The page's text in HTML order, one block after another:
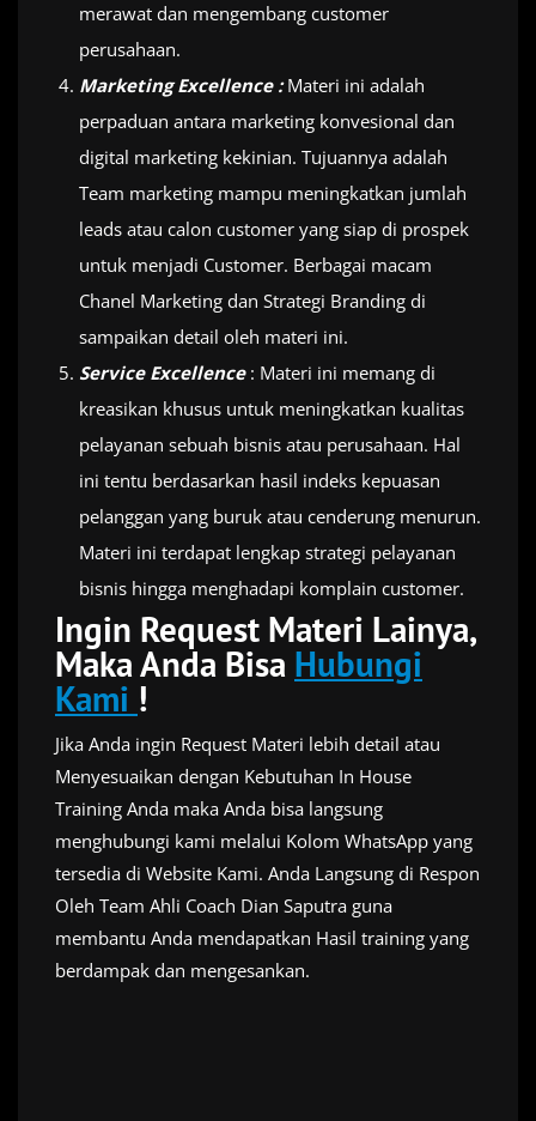
merawat dan mengembang customer
perusahaan.
Marketing Excellence :Materi ini adalah
perpaduan antara marketing konvesional dan
digital marketing kekinian. Tujuannya adalah
Team marketing mampu meningkatkan jumlah
leads atau calon customer yang siap di prospek
untuk menjadi Customer. Berbagai macam
Chanel Marketing dan Strategi Branding di
sampaikan detail oleh materi ini.
Service Excellence: Materi ini memang di
kreasikan khusus untuk meningkatkan kualitas
pelayanan sebuah bisnis atau perusahaan. Hal
ini tentu berdasarkan hasil indeks kepuasan
pelanggan yang buruk atau cenderung menurun.
Materi ini terdapat lengkap strategi pelayanan
bisnis hingga menghadapi komplain customer.
Ingin Request Materi Lainya,
Maka Anda Bisa Hubungi
Kami !
Jika Anda ingin Request Materi lebih detail atau
Menyesuaikan dengan Kebutuhan In House
Training Anda maka Anda bisa langsung
menghubungi kami melalui Kolom WhatsApp yang
tersedia di Website Kami. Anda Langsung di Respon
Oleh Team Ahli Coach Dian Saputra guna
membantu Anda mendapatkan Hasil training yang
berdampak dan mengesankan.